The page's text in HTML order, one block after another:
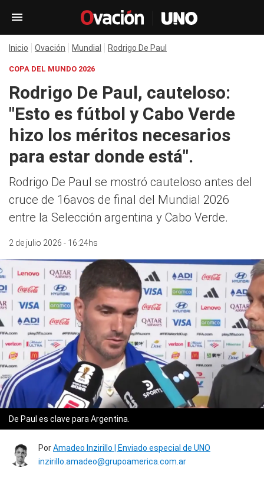
Inicio Ovación Mundial Rodrigo De Paul
COPA DEL MUNDO 2026
Rodrigo De Paul, cauteloso:
"Esto es fútbol y Cabo Verde
hizo los méritos necesarios
para estar donde está".
Rodrigo De Paul se mostró cauteloso antes del
cruce de 16avos de final del Mundial 2026
entre la Selección argentina y Cabo Verde.
2 de julio 2026 - 16:24hs
De Paul es clave para Argentina.
PorAmadeo Inzirillo | Enviado especial de UNO
inzirillo.amadeo@grupoamerica.com.ar